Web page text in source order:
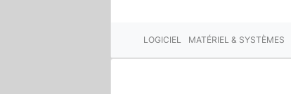
LOGICIEL MATÉRIEL & SYSTÈMES